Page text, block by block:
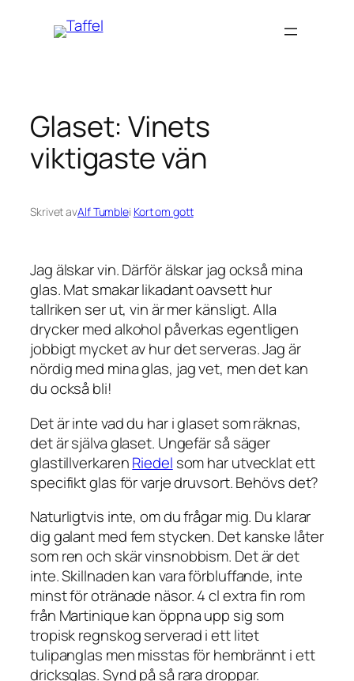
Glaset: Vinets
viktigaste vän
Skrivet avAlf Tumblei Kort om gott
Jag älskar vin. Därför älskar jag också mina
glas. Mat smakar likadant oavsett hur
tallriken ser ut, vin är mer känsligt. Alla
drycker med alkohol påverkas egentligen
jobbigt mycket av hur det serveras. Jag är
nördig med mina glas, jag vet, men det kan
du också bli!
Det är inte vad du har i glaset som räknas,
det är själva glaset. Ungefär så säger
glastillverkarenRiedel som har utvecklat ett
specifikt glas för varje druvsort. Behövs det?
Naturligtvis inte, om du frågar mig. Du klarar
dig galant med fem stycken. Det kanske låter
som ren och skär vinsnobbism. Det är det
inte. Skillnaden kan vara förbluffande, inte
minst för otränade näsor. 4 cl extra fin rom
från Martinique kan öppna upp sig som
tropisk regnskog serverad i ett litet
tulipanglas men misstas för hembrännt i ett
dricksglas. Synd på så rara droppar.